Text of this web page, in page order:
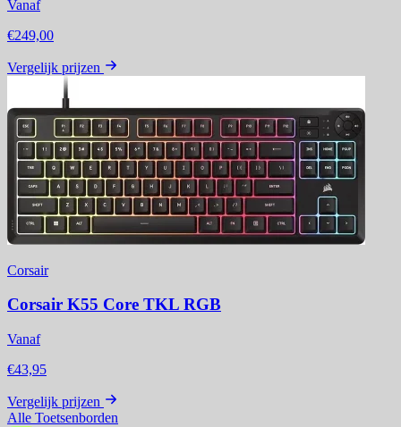
Vanaf
€249,00
Vergelijk prijzen
Corsair
Corsair K55 Core TKL RGB
Vanaf
€43,95
Vergelijk prijzen
Alle Toetsenborden